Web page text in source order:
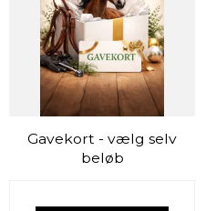
Gavekort - vælg selv
beløb